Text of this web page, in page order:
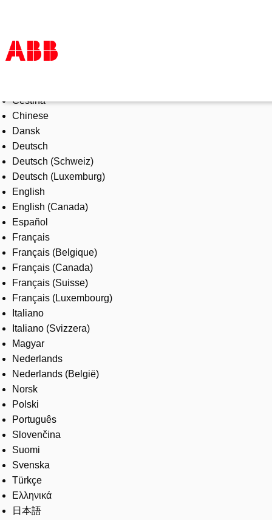
Products & Solutions
Industries
Services
About us
Where to buy
Contact us
Careers
Čeština
Chinese
Dansk
Deutsch
Deutsch (Schweiz)
Deutsch (Luxemburg)
English
English (Canada)
Español
Français
Français (Belgique)
Français (Canada)
Français (Suisse)
Français (Luxembourg)
Italiano
Italiano (Svizzera)
Magyar
Nederlands
Nederlands (België)
Norsk
Polski
Português
Slovenčina
Suomi
Svenska
Türkçe
Ελληνικά
日本語